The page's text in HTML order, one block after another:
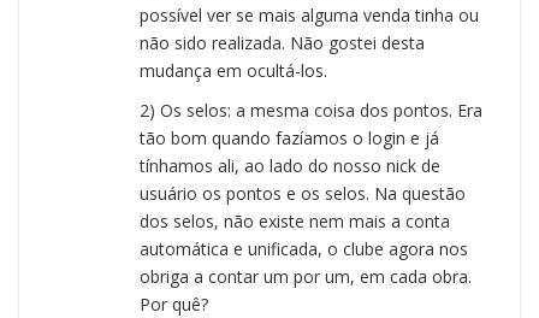
possível ver se mais alguma venda tinha ou
não sido realizada. Não gostei desta
mudança em ocultá-los.
2) Os selos: a mesma coisa dos pontos. Era
tão bom quando fazíamos o login e já
tínhamos ali, ao lado do nosso nick de
usuário os pontos e os selos. Na questão
dos selos, não existe nem mais a conta
automática e unificada, o clube agora nos
obriga a contar um por um, em cada obra.
Por quê?